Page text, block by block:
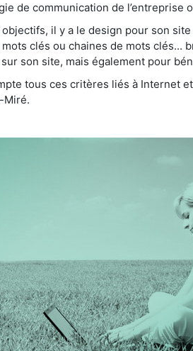
de communication de l’entreprise
il y a le design pour son
clés ou chaines de mots clés...
son site, mais également pour
tous ces critères liés à Internet
Miré.